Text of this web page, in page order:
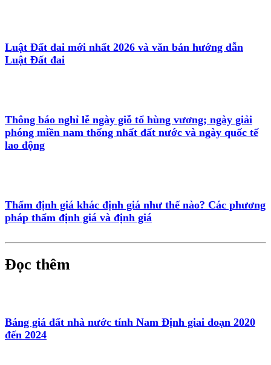
Luật Đất đai mới nhất 2026 và văn bản hướng dẫn
Luật Đất đai
Thông báo nghỉ lễ ngày giỗ tổ hùng vương; ngày giải
phóng miền nam thống nhất đất nước và ngày quốc tế
lao động
Thẩm định giá khác định giá như thế nào? Các phương
pháp thẩm định giá và định giá
Đọc thêm
Bảng giá đất nhà nước tỉnh Nam Định giai đoạn 2020
đến 2024